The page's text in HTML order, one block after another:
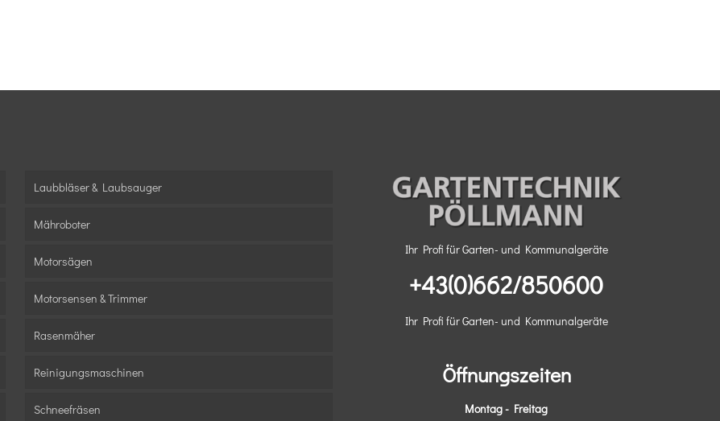
Laubbläser & Laubsauger
Mähroboter
Motorsägen
Motorsensen & Trimmer
Rasenmäher
Reinigungsmaschinen
Schneefräsen
Ihr Profi für Garten- und Kommunalgeräte
+43(0)662/850600
Ihr Profi für Garten- und Kommunalgeräte
Öffnungszeiten
Montag - Freitag